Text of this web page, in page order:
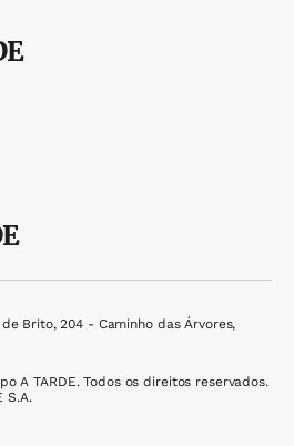
Brito, 204 - Caminho das Árvores,
A TARDE. Todos os direitos reservados.
S.A.